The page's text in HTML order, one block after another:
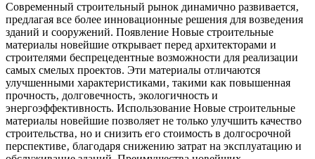
Современный строительный рынок динамично развивается‚
предлагая все более инновационные решения для возведения
зданий и сооружений. Появление Новые строительные
материалы новейшие открывает перед архитекторами и
строителями беспрецедентные возможности для реализации
самых смелых проектов. Эти материалы отличаются
улучшенными характеристиками‚ такими как повышенная
прочность‚ долговечность‚ экологичность и
энергоэффективность. Использование Новые строительные
материалы новейшие позволяет не только улучшить качество
строительства‚ но и снизить его стоимость в долгосрочной
перспективе‚ благодаря снижению затрат на эксплуатацию и